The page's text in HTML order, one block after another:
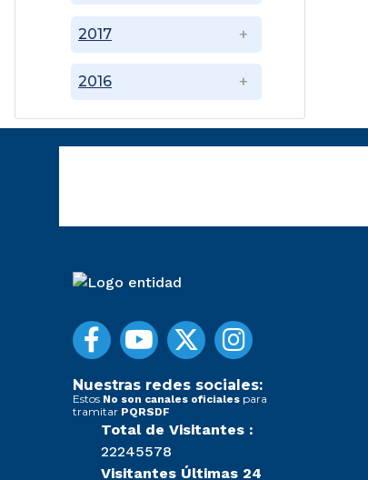
2016
2017
Nuestras redes sociales:
Estos No son canales oficiales para
tramitar PQRSDF
Total de Visitantes :
22245578
Visitantes Últimas 24